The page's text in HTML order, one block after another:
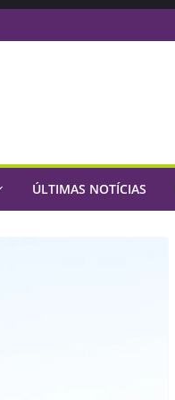
ÚLTIMAS NOTÍCIAS